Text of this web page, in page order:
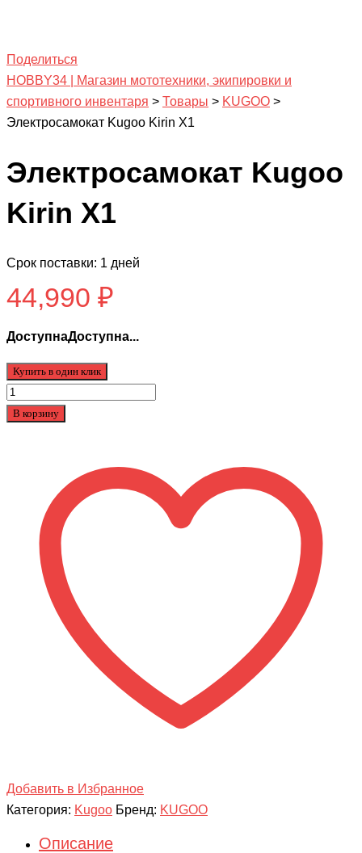
Поделиться
HOBBY34 | Магазин мототехники, экипировки и
спортивного инвентаря > Товары > KUGOO >
Электросамокат Kugoo Kirin X1
Электросамокат Kugoo
Kirin X1
Срок поставки: 1 дней
44,990 ₽
ДоступнаДоступна...
Купить в один клик
Количество
товара
В корзину
Добавить в Избранное
Категория: Kugoo Бренд: KUGOO
Описание